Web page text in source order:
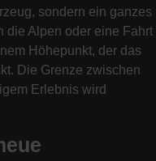
sondern ein ganzes
die Alpen oder eine Fahrt
Höhepunkt, der das
Die Grenze zwischen
Erlebnis wird